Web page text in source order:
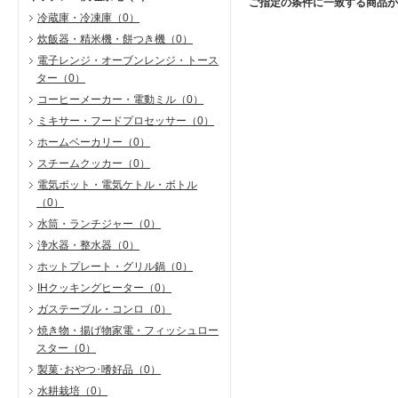
冷蔵庫・冷凍庫 （0）
炊飯器・精米機・餅つき機 （0）
電子レンジ・オーブンレンジ・トース
ター （0）
コーヒーメーカー・電動ミル （0）
ミキサー・フードプロセッサー （0）
ホームベーカリー （0）
スチームクッカー （0）
電気ポット・電気ケトル・ボトル
（0）
水筒・ランチジャー （0）
浄水器・整水器 （0）
ホットプレート・グリル鍋 （0）
IHクッキングヒーター （0）
ガステーブル・コンロ
（0）
焼き物・揚げ物家電・フィッシュロー
スター （0）
製菓･おやつ･嗜好品 （0）
水耕栽培 （0）
ご指定の条件に一致する商品